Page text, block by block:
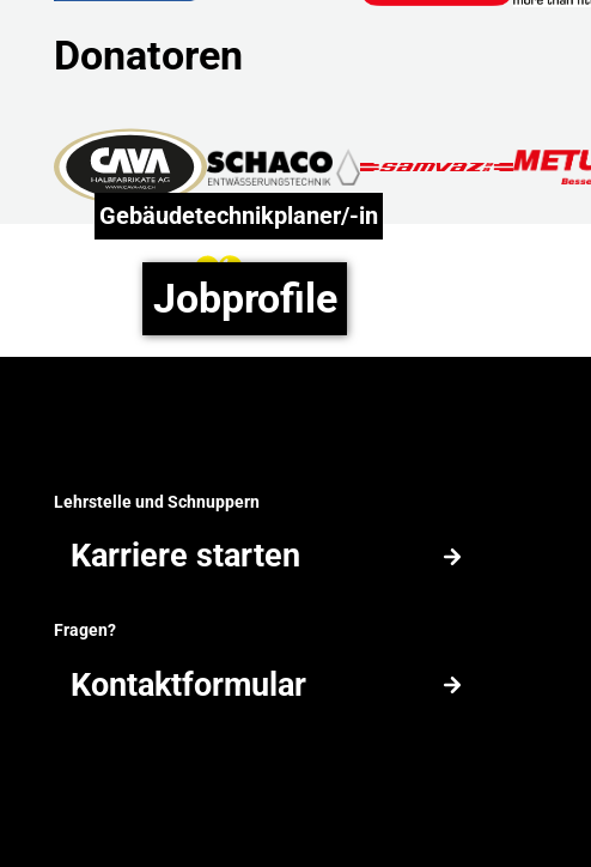
Donatoren
Jobprofile
Play
Gebäudetechnikplaner/-in
Erzählt
mehr!
Lehrstelle und Schnuppern
Karriere starten
Fragen?
Kontaktformular